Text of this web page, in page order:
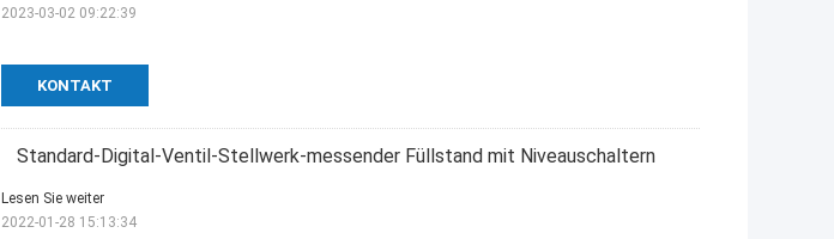
KONTAKT
2023-03-02 09:22:39
Standard-Digital-Ventil-Stellwerk-messender Füllstand mit Niveauschaltern
Lesen Sie weiter
2022-01-28 15:13:34